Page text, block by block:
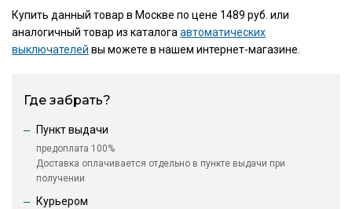
Купить данный товар в Москве по цене 1489 руб. или
аналогичный товар из каталогаавтоматических
выключателей вы можете в нашем интернет-магазине.
Где забрать?
Пункт выдачи
предоплата 100%
Доставка оплачивается отдельно в пункте выдачи при
получении
Курьером